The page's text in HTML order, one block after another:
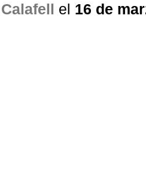
Calafell el 16 de